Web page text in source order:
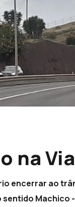
na
encerrar ao
sentido Machico